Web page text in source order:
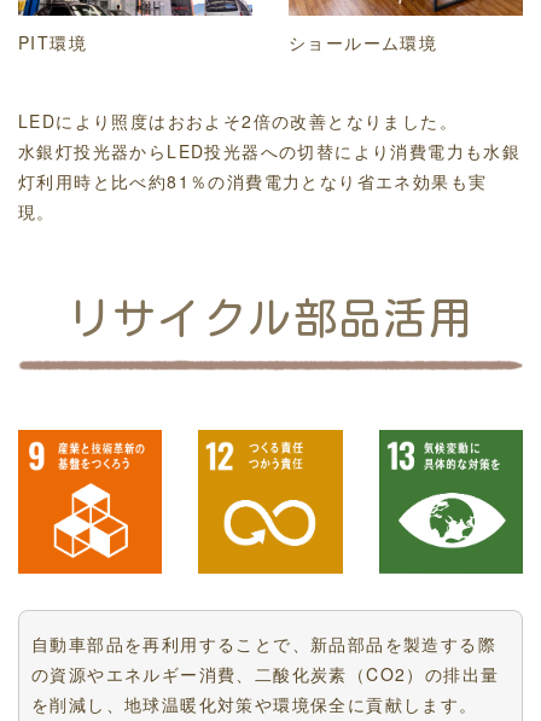
PIT環境 ショールーム環境
LEDにより照度はおおよそ2倍の改善となりました。
水銀灯投光器からLED投光器への切替により消費電力も水銀
灯利用時と比べ約81％の消費電力となり省エネ効果も実
現。
リサイクル部品活用
自動車部品を再利用することで、新品部品を製造する際
の資源やエネルギー消費、二酸化炭素（CO2）の排出量
を削減し、地球温暖化対策や環境保全に貢献します。